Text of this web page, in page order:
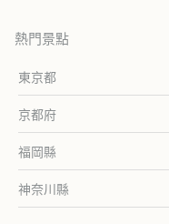
熱門景點
東京都
京都府
福岡縣
神奈川縣